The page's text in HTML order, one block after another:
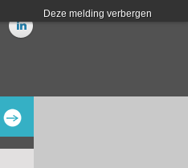
Deze melding verbergen